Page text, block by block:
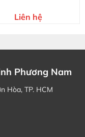
Liên hệ
Phương Nam
Hòa, TP. HCM